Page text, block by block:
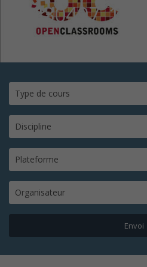
Type de cours
Discipline
Plateforme
Organisateur